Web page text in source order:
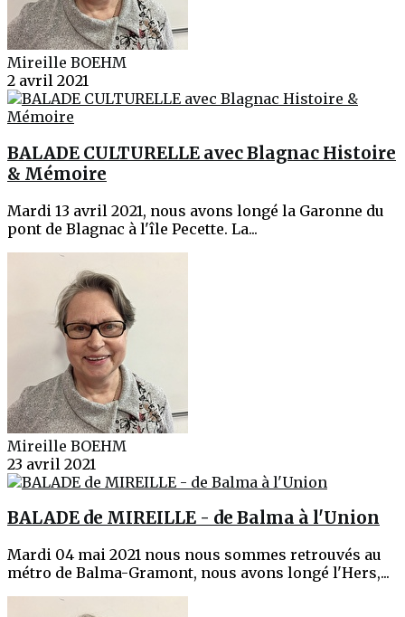
Mireille BOEHM
2 avril 2021
BALADE CULTURELLE avec Blagnac Histoire
& Mémoire
Mardi 13 avril 2021, nous avons longé la Garonne du
pont de Blagnac à l'île Pecette. La...
Mireille BOEHM
23 avril 2021
BALADE de MIREILLE - de Balma à l'Union
Mardi 04 mai 2021 nous nous sommes retrouvés au
métro de Balma-Gramont, nous avons longé l'Hers,...